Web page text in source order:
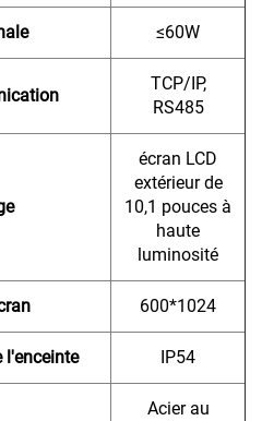
≤60W
TCP/IP,
RS485
écran LCD
extérieur de
10,1 pouces à
haute
luminosité
600*1024
l'enceinte IP54
Acier au